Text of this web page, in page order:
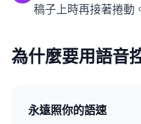
稿子上時再接著捲動
為什麼要用語音
永遠照你的語速